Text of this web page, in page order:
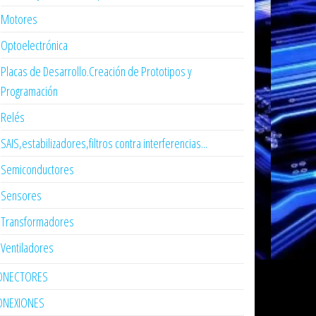
Motores
Optoelectrónica
Placas de Desarrollo.Creación de Prototipos y
Programación
Relés
SAIS,estabilizadores,filtros contra interferencias...
Semiconductores
Sensores
Transformadores
Ventiladores